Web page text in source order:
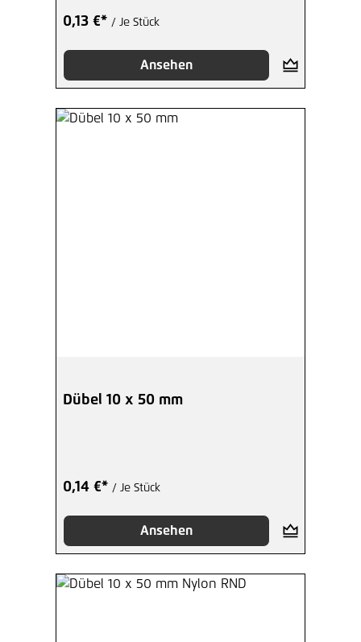
0,13 €* / Je Stück
Ansehen
Dübel 10 x 50 mm
0,14 €* / Je Stück
Ansehen